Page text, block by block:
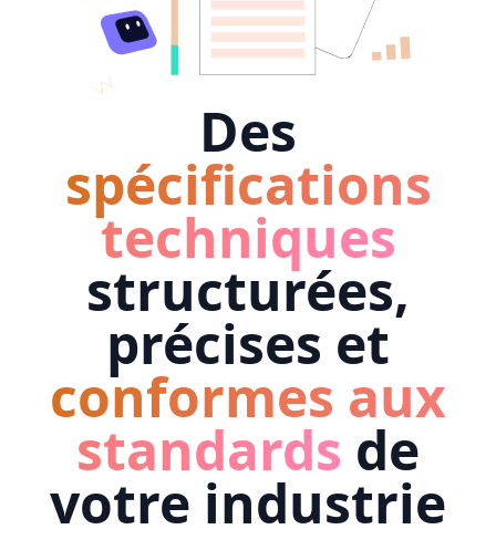
Des
spécifications
techniques
structurées,
précises et
conformes aux
standards de
votre industrie